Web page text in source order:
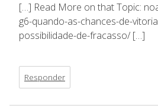
[…] Read More on that Topic:
g6-quando-as-chances-de-
possibilidade-de-fracasso/ […]
Responder